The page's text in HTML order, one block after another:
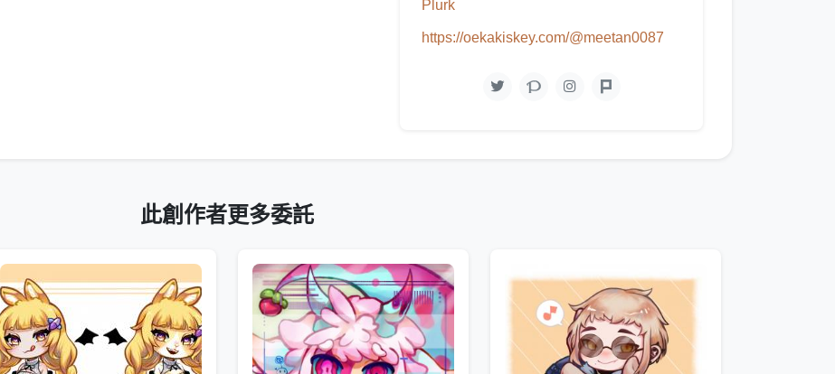
Plurk
https://oekakiskey.com/@meetan0087
此創作者更多委託